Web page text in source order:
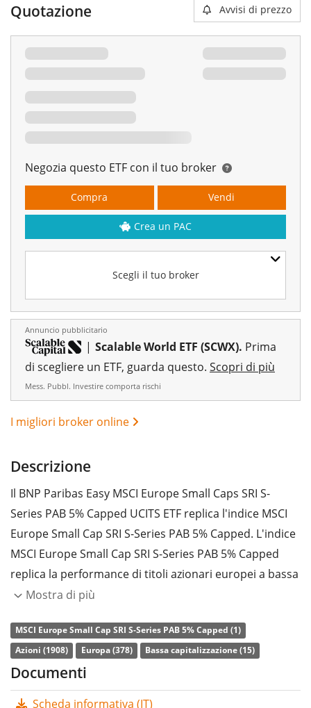
Quotazione Avvisi di prezzo
Negozia questo ETF con il tuo broker
Scegli il tuo broker
Compra Vendi
Crea un PAC
Annuncio pubblicitario
| Scalable World ETF (SCWX). Prima
di scegliere un ETF, guarda questo. Scopri di più
Mess. Pubbl. Investire comporta rischi
I migliori broker online
Descrizione
Il BNP Paribas Easy MSCI Europe Small Caps SRI S-
Series PAB 5% Capped UCITS ETF replica l'indice MSCI
Europe Small Cap SRI S-Series PAB 5% Capped. L'indice
MSCI Europe Small Cap SRI S-Series PAB 5% Capped
replica la performance di titoli azionari europei a bassa
capitalizzazione. Sono prese in considerazione solo le
governativo (ESG) rispetto ai loro competitori settoriali.
Sono escluse le società i cui ricavi provengono da
attività non sostenibili. Il peso della singola società
deve essere al massimo pari al 5%.
Mostra di più
MSCI Europe Small Cap SRI S-Series PAB 5% Capped (1)
Azioni (1908)
Europa (378) Bassa capitalizzazione (15)
Documenti
Scheda informativa (IT)